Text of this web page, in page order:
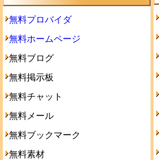
無料プロバイダ
無料ホームページ
無料ブログ
無料掲示板
無料チャット
無料メール
無料ブックマーク
無料素材